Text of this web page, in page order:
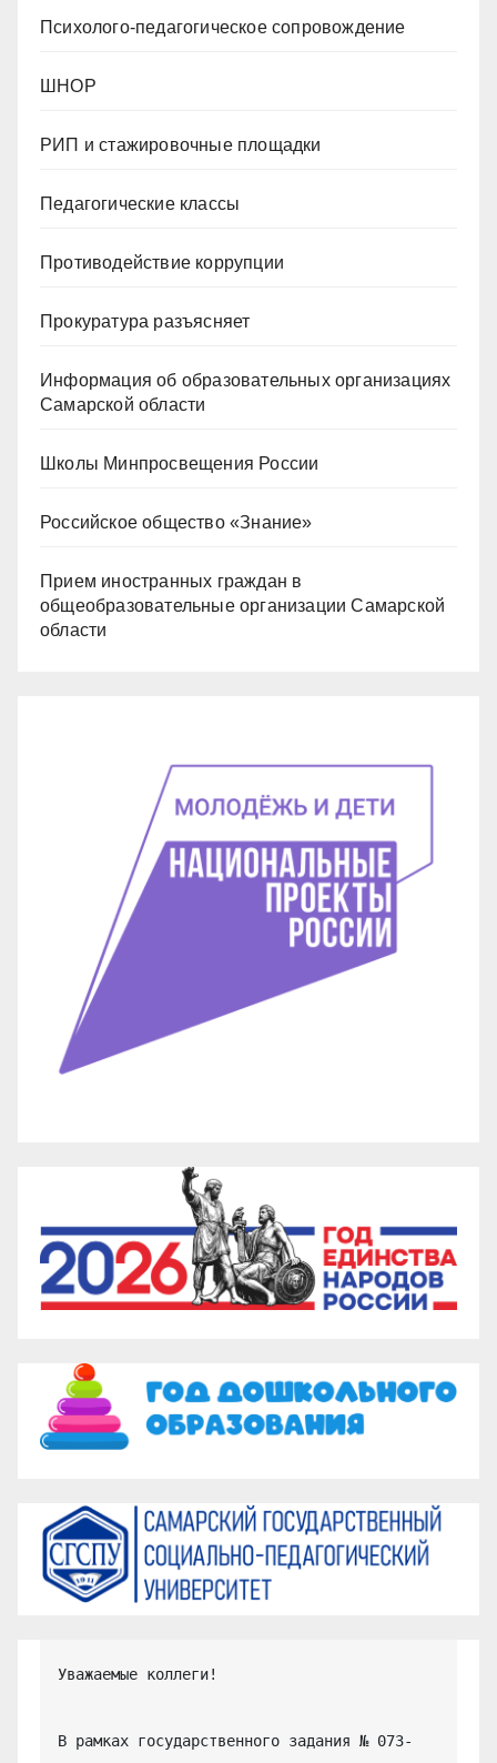
Психолого-педагогическое сопровождение
ШНОР
РИП и стажировочные площадки
Педагогические классы
Противодействие коррупции
Прокуратура разъясняет
Информация об образовательных организациях
Самарской области
Школы Минпросвещения России
Российское общество «Знание»
Прием иностранных граждан в
общеобразовательные организации Самарской
области
Уважаемые коллеги!
В рамках государственного задания № 073-